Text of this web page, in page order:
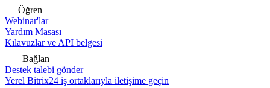
Öğren
Webinar'lar
Yardım Masası
Kılavuzlar ve API belgesi
Bağlan
Destek talebi gönder
Yerel Bitrix24 iş ortaklarıyla iletişime geçin